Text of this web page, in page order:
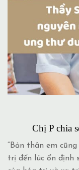
Chị P chia
“Bản thân em
trị đến lúc ổn định